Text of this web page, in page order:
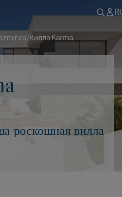
/Вилла Karma
роскошная вилла